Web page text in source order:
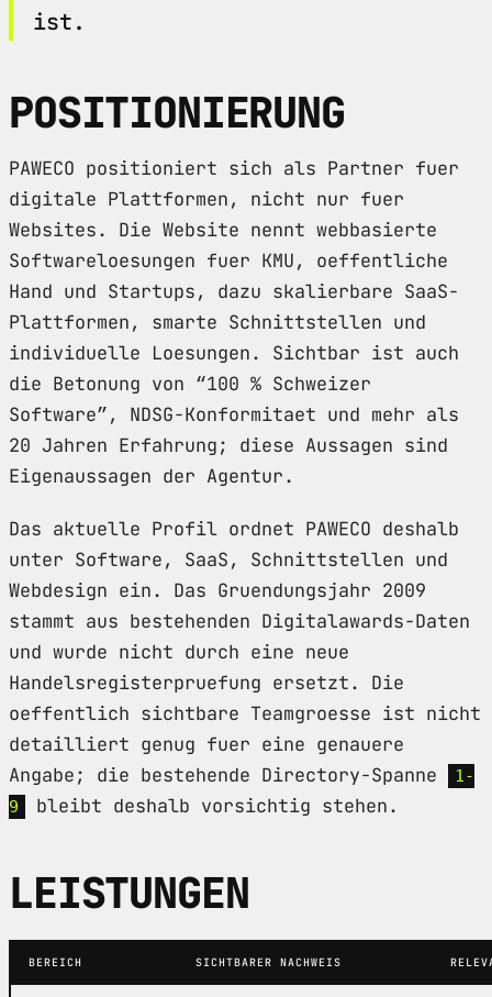
ist.
POSITIONIERUNG
PAWECO positioniert sich als Partner fuer
digitale Plattformen, nicht nur fuer
Websites. Die Website nennt webbasierte
Softwareloesungen fuer KMU, oeffentliche
Hand und Startups, dazu skalierbare SaaS-
Plattformen, smarte Schnittstellen und
individuelle Loesungen. Sichtbar ist auch
die Betonung von “100 % Schweizer
Software”, NDSG-Konformitaet und mehr als
20 Jahren Erfahrung; diese Aussagen sind
Eigenaussagen der Agentur.
Das aktuelle Profil ordnet PAWECO deshalb
unter Software, SaaS, Schnittstellen und
Webdesign ein. Das Gruendungsjahr 2009
stammt aus bestehenden Digitalawards-Daten
und wurde nicht durch eine neue
Handelsregisterpruefung ersetzt. Die
oeffentlich sichtbare Teamgroesse ist nicht
detailliert genug fuer eine genauere
Angabe; die bestehende Directory-Spanne
1-
9
bleibt deshalb vorsichtig stehen.
LEISTUNGEN
BEREICH SICHTBARER NACHWEIS